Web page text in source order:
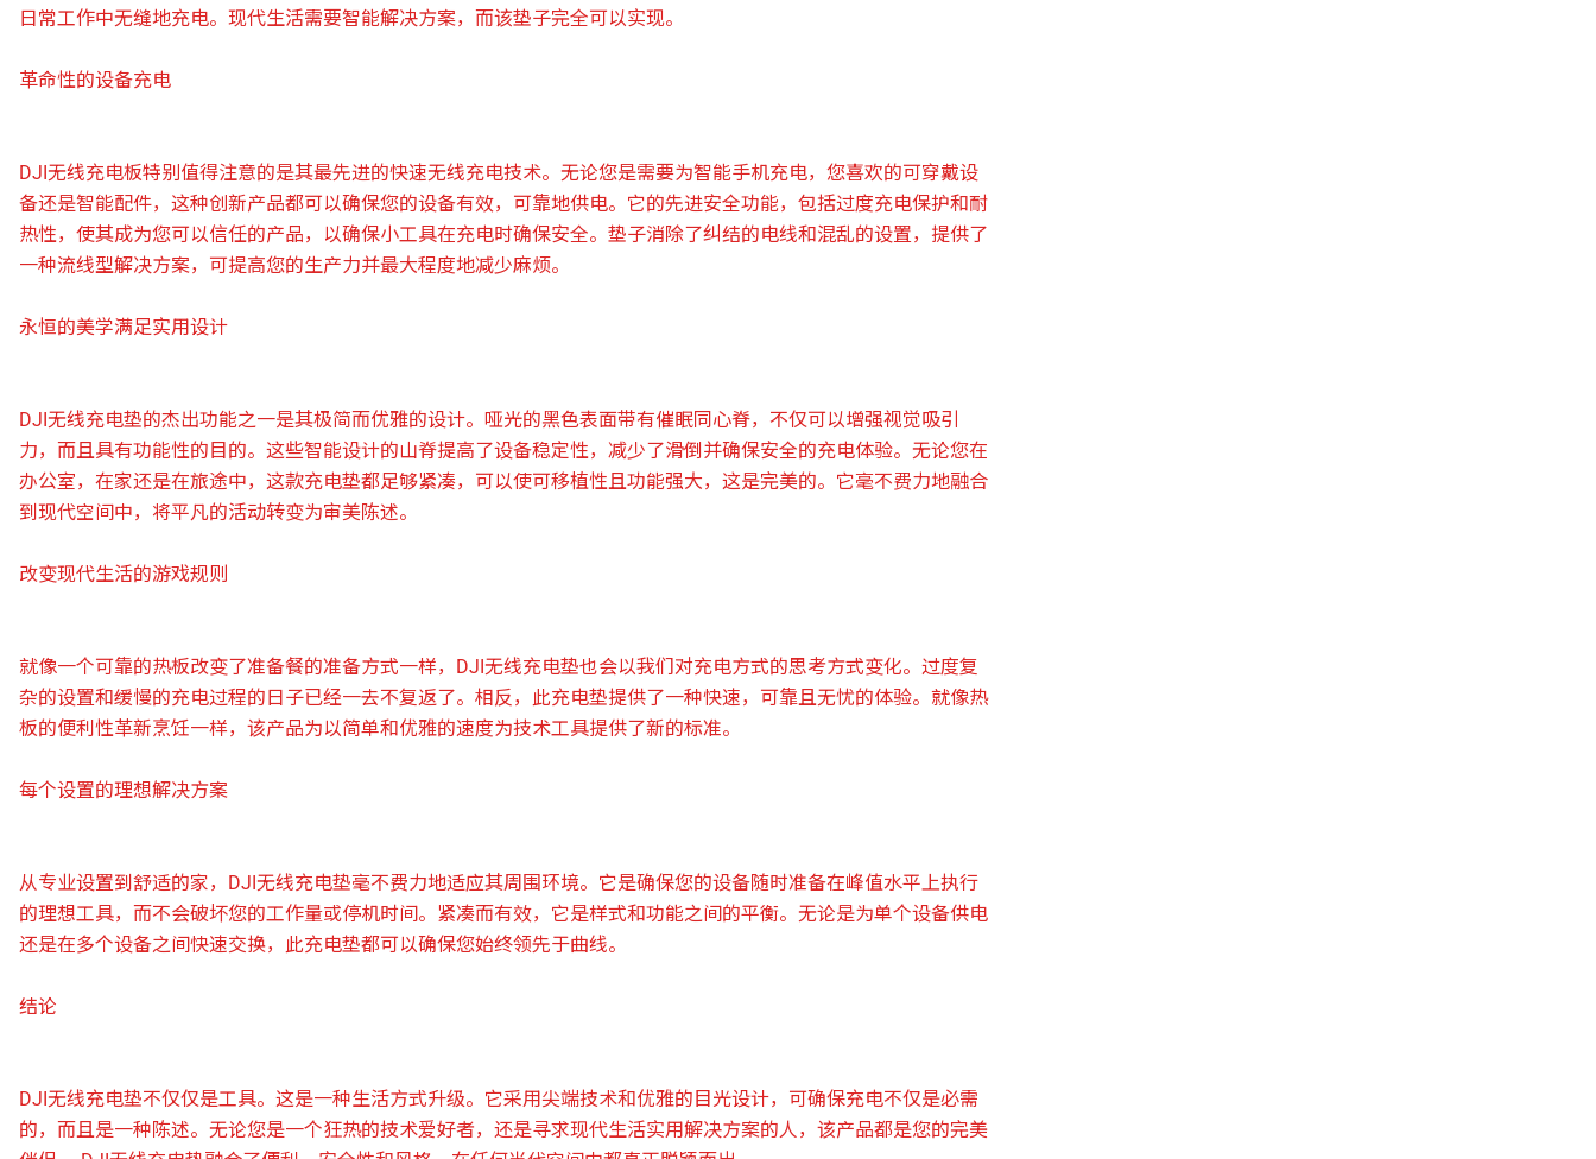
日常工作中无缝地充电。现代生活需要智能解决方案，而该垫子完全可以实现。
革命性的设备充电
DJI无线充电板特别值得注意的是其最先进的快速无线充电技术。无论您是需要为智能手机充电，您喜欢的可穿戴设
备还是智能配件，这种创新产品都可以确保您的设备有效，可靠地供电。它的先进安全功能，包括过度充电保护和耐
热性，使其成为您可以信任的产品，以确保小工具在充电时确保安全。垫子消除了纠结的电线和混乱的设置，提供了
一种流线型解决方案，可提高您的生产力并最大程度地减少麻烦。
永恒的美学满足实用设计
DJI无线充电垫的杰出功能之一是其极简而优雅的设计。哑光的黑色表面带有催眠同心脊，不仅可以增强视觉吸引
力，而且具有功能性的目的。这些智能设计的山脊提高了设备​​稳定性，减少了滑倒并确保安全的充电体验。无论您在
办公室，在家还是在旅途中，这款充电垫都足够紧凑，可以使可移植性且功能强大，这是完美的。它毫不费力地融合
到现代空间中，将平凡的活动转变为审美陈述。
改变现代生活的游戏规则
就像一个可靠的热板改变了准备餐的准备方式一样，DJI无线充电垫也会以我们对充电方式的思考方式变化。过度复
杂的设置和缓慢的充电过程的日子已经一去不复返了。相反，此充电垫提供了一种快速，可靠且无忧的体验。就像热
板的便利性革新烹饪一样，该产品为以简单和优雅的速度为技术工具提供了新的标准。
每个设置的理想解决方案
从专业设置到舒适的家，DJI无线充电垫毫不费力地适应其周围环境。它是确保您的设备随时准备在峰值水平上执行
的理想工具，而不会破坏您的工作量或停机时间。紧凑而有效，它是样式和功能之间的平衡。无论是为单个设备供电
还是在多个设备之间快速交换，此充电垫都可以确保您始终领先于曲线。
结论
DJI无线充电垫不仅仅是工具。这是一种生活方式升级。它采用尖端技术和优雅的目光设计，可确保充电不仅是必需
的，而且是一种陈述。无论您是一个狂热的技术爱好者，还是寻求现代生活实用解决方案的人，该产品都是您的完美